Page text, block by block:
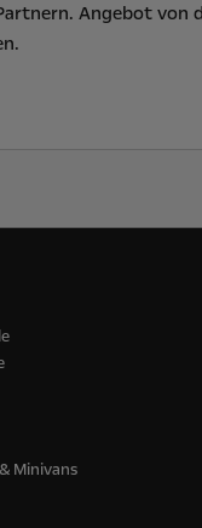
Angebot von
Minivans